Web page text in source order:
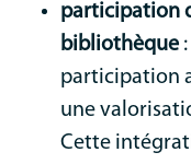
participation
bibliothèque
participation
une
Cette